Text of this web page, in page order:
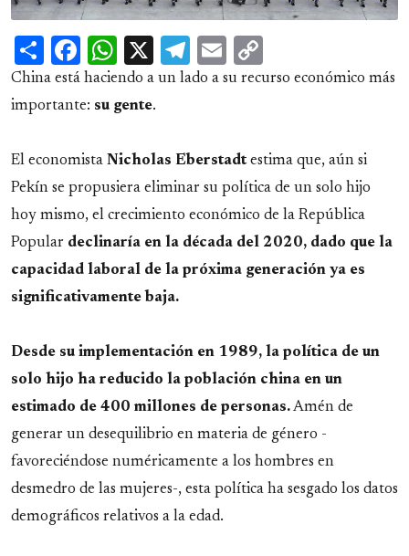
ShareFacebook
WhatsApp
X Telegram
Email
Link
China está haciendo a un lado a su recurso económico más
importante: su gente.
El economista Nicholas Eberstadtestima que, aún si
Pekín se propusiera eliminar su política de un solo hijo
hoy mismo, el crecimiento económico de la República
Popular declinaría en la década del 2020, dado que la
capacidad laboral de la próxima generación ya es
significativamente baja.
Desde su implementación en 1989, la política de un
solo hijo ha reducido la población china en un
estimado de 400 millones de personas.Amén de
generar un desequilibrio en materia de género -
favoreciéndose numéricamente a los hombres en
desmedro de las mujeres-, esta política ha sesgado los datos
demográficos relativos a la edad.